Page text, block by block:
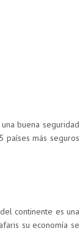
buena seguridad
países más seguros
continente es una
su economía se